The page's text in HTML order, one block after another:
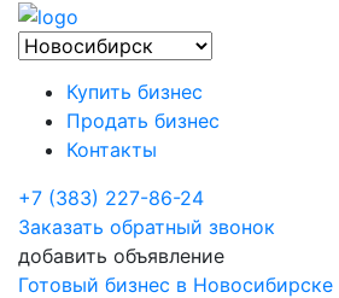
Купить бизнес
Продать бизнес
Контакты
+7 (383) 227-86-24
Заказать обратный звонок
добавить объявление
Готовый бизнес в Новосибирске